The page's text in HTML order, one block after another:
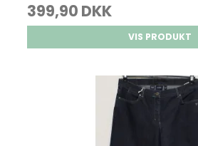
399,90 DKK
VIS PRODUKT